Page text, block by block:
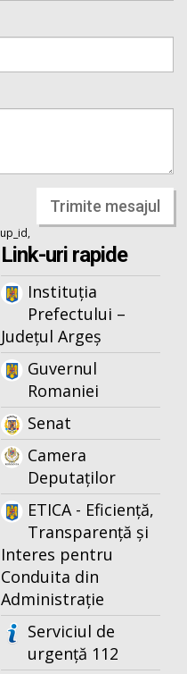
Trimite mesajul
Link-uri rapide
Instituția
Prefectului –
Județul Argeș
Guvernul
Romaniei
Senat
Camera
Deputaților
ETICA - Eficiență,
Transparență și
Interes pentru
Conduita din
Administrație
Serviciul de
urgență 112